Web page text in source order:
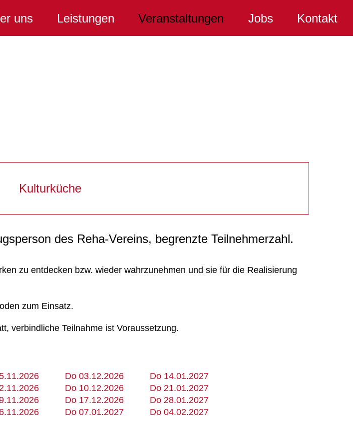
uns Leistungen Veranstaltungen Jobs Kontakt
Kulturküche
des Reha-Vereins, begrenzte Teilnehmerzahl.
zu entdecken bzw. wieder wahrzunehmen und sie für die Realisierung
zum Einsatz.
verbindliche Teilnahme ist Voraussetzung.
Do 03.12.2026
Do 10.12.2026
Do 17.12.2026
Do 07.01.2027
Do 14.01.2027
Do 21.01.2027
Do 28.01.2027
Do 04.02.2027